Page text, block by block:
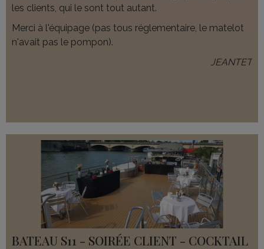
les clients, qui le sont tout autant.
Merci à l'équipage (pas tous réglementaire, le matelot
n'avait pas le pompon).
JEANTET
BATEAU S11 - SOIRÉE CLIENT - COCKTAIL